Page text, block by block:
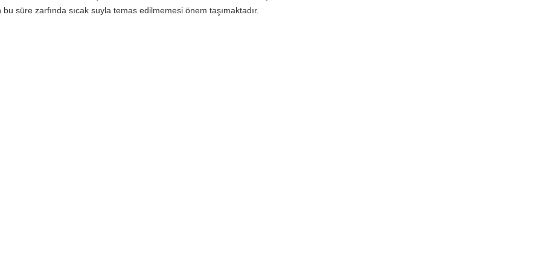
bu süre zarfında sıcak suyla temas edilmemesi önem taşımaktadır.